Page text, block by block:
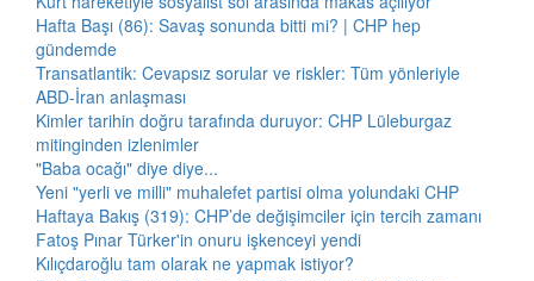
Hafta Başı (86): Savaş sonunda bitti mi? | CHP hep
gündemde
Transatlantik: Cevapsız sorular ve riskler: Tüm yönleriyle
ABD-İran anlaşması
Kimler tarihin doğru tarafında duruyor: CHP Lüleburgaz
mitinginden izlenimler
"Baba ocağı" diye diye...
Yeni "yerli ve milli" muhalefet partisi olma yolundaki CHP
Haftaya Bakış (319): CHP’de değişimciler için tercih zamanı
Fatoş Pınar Türker'in onuru işkenceyi yendi
Kılıçdaroğlu tam olarak ne yapmak istiyor?